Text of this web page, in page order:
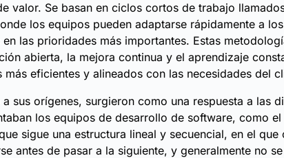
valor. Se basan en ciclos cortos de trabajo
los equipos pueden adaptarse rápidamente a
las prioridades más importantes. Estas
abierta, la mejora continua y el aprendizaje
más eficientes y alineados con las necesidades del
a sus orígenes, surgieron como una respuesta a las
los equipos de desarrollo de software, como
sigue una estructura lineal y secuencial, en el que
antes de pasar a la siguiente, y generalmente no